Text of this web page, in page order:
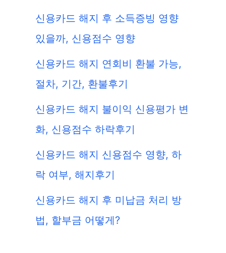
신용카드 해지 후 소득증빙 영향
있을까, 신용점수 영향
신용카드 해지 연회비 환불 가능,
절차, 기간, 환불후기
신용카드 해지 불이익 신용평가 변
화, 신용점수 하락후기
신용카드 해지 신용점수 영향, 하
락 여부, 해지후기
신용카드 해지 후 미납금 처리 방
법, 할부금 어떻게?